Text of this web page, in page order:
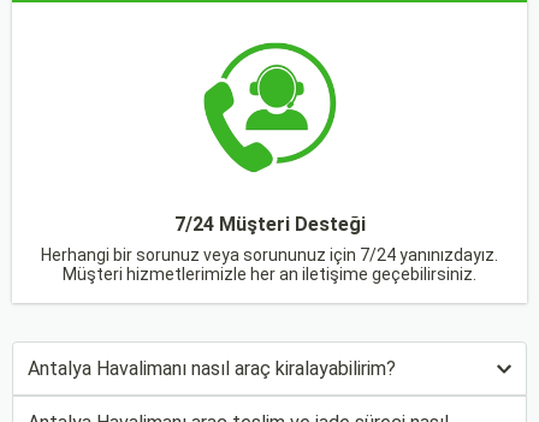
7/24 Müşteri Desteği
Herhangi bir sorunuz veya sorununuz için 7/24 yanınızdayız.
Müşteri hizmetlerimizle her an iletişime geçebilirsiniz.
Antalya Havalimanı nasıl araç kiralayabilirim?